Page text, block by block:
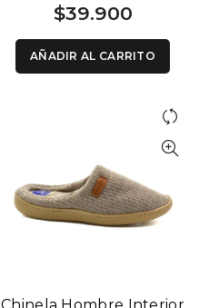
$39.900
AÑADIR AL CARRITO
Chinela Hombre Interior